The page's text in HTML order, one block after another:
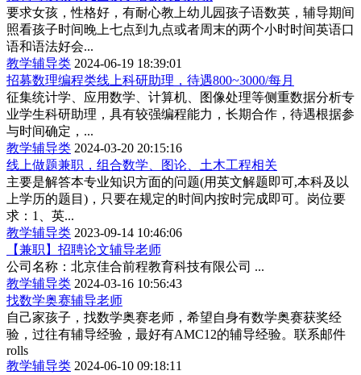
要求女孩，性格好，有耐心教上幼儿园孩子语数英，辅导期间
照看孩子时间晚上七点到九点或者周末的两个小时时间英语口
语和语法好会...
教学辅导类 2024-06-19 18:39:01
招募数理编程类线上科研助理，待遇800~3000/每月
征集统计学、应用数学、计算机、图像处理等侧重数据分析专
业学生科研助理，具有较强编程能力，长期合作，待遇根据参
与时间确定，...
教学辅导类 2024-03-20 20:15:16
线上做题兼职，组合数学、图论、土木工程相关
主要是解答本专业知识方面的问题(用英文解题即可,本科及以
上学历的题目)，只要在规定的时间内按时完成即可。岗位要
求：1、英...
教学辅导类 2023-09-14 10:46:06
【兼职】招聘论文辅导老师
公司名称：北京佳合前程教育科技有限公司 ...
教学辅导类 2024-03-16 10:56:43
找数学奥赛辅导老师
自己家孩子，找数学奥赛老师，希望自身有数学奥赛获奖经
验，过往有辅导经验，最好有AMC12的辅导经验。联系邮件
rolls
教学辅导类 2024-06-10 09:18:11